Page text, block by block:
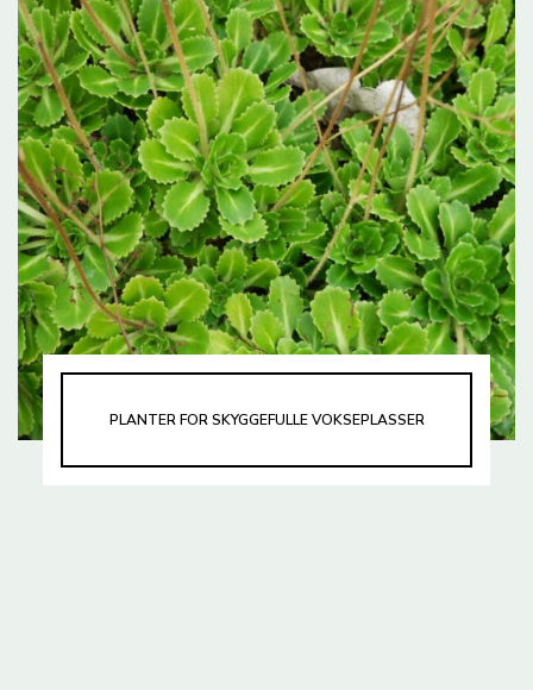
PLANTER FOR SKYGGEFULLE VOKSEPLASSER